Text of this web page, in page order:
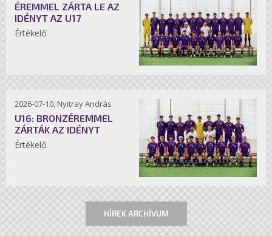
ÉREMMEL ZÁRTA LE AZ
IDÉNYT AZ U17
Értékelő.
2026-07-10, Nyitray András
U16: BRONZÉREMMEL
ZÁRTÁK AZ IDÉNYT
Értékelő.
HÍREK ARCHÍVUM